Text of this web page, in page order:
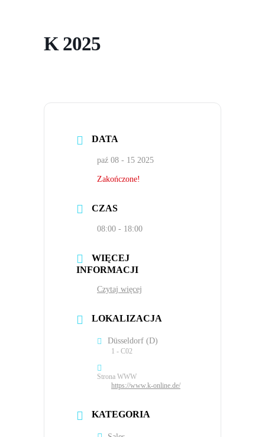
K 2025
DATA
paź 08 - 15 2025
Zakończone!
CZAS
08:00 - 18:00
WIĘCEJ
INFORMACJI
Czytaj więcej
LOKALIZACJA
Düsseldorf (D)
1 - C02
Strona WWW
https://www.k-online.de/
KATEGORIA